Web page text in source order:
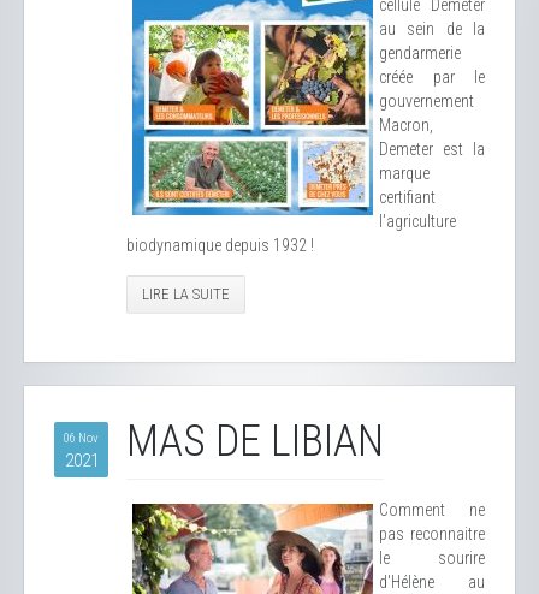
cellule Demeter
au sein de la
gendarmerie
créée par le
gouvernement
Macron,
Demeter est la
marque
certifiant
l'agriculture
biodynamique depuis 1932 !
LIRE LA SUITE
06 Nov
2021 MAS DE LIBIAN
Comment ne
pas reconnaitre
le sourire
d'Hélène au